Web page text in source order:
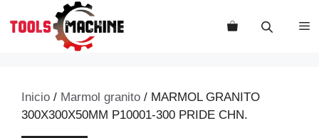
Inicio / Marmol granito / MARMOL GRANITO
300X300X50MM P10001-300 PRIDE CHN.